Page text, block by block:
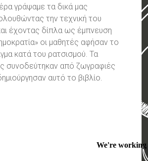
γράψαμε τα δικά μας
την τεχνική του
έχοντας δίπλα ως έμπνευση
οι μαθητές αφήσαν το
κατά του ρατσισμού. Τα
συνοδεύτηκαν από ζωγραφιές
αυτό το βιβλίο.